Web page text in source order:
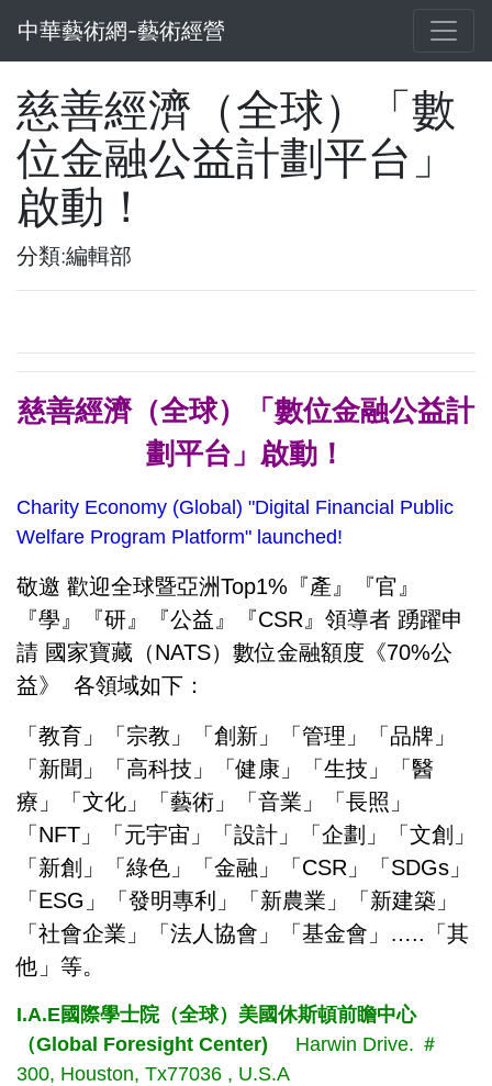
中華藝術網-藝術經營
慈善經濟（全球）「數
位金融公益計劃平台」
啟動！
分類:編輯部
慈善經濟（全球）「數位金融公益計
劃平台」啟動！
Charity Economy (Global) "Digital Financial Public
Welfare Program Platform" launched!
敬邀 歡迎全球暨亞洲Top1%『產』『官』
『學』『研』『公益』『CSR』領導者 踴躍申
請 國家寶藏（NATS）數位金融額度《70%公
益》 各領域如下：
「教育」「宗教」「創新」「管理」「品牌」
「新聞」「高科技」「健康」「生技」「醫
療」「文化」「藝術」「音業」「長照」
「NFT」「元宇宙」「設計」「企劃」「文創」
「新創」「綠色」「金融」「CSR」「SDGs」
「ESG」「發明專利」「新農業」「新建築」
「社會企業」「法人協會」「基金會」…..「其
他」等。
I.A.E國際學士院（全球）美國休斯頓前瞻中心
（Global Foresight Center)
Harwin Drive. ＃
300, Houston, Tx77036 , U.S.A